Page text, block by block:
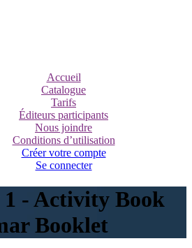
Accueil
Catalogue
Tarifs
Éditeurs participants
Nous joindre
Conditions d’utilisation
Créer votre compte
Se connecter
1 - Activity Book
Booklet